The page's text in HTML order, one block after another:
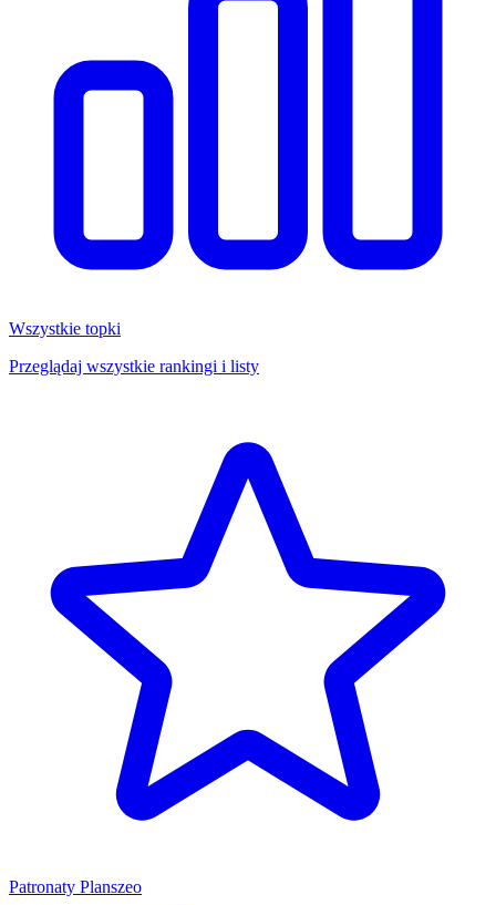
Wszystkie topki
Przeglądaj wszystkie rankingi i listy
Patronaty Planszeo